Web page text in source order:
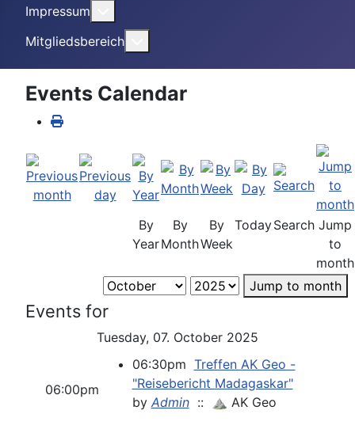
Impressum
Mitgliedsbereich
Events Calendar
By
Year
By
Month
By
Week
TodaySearch Jump
to
month
Jump to month
Events for
Tuesday, 07. October 2025
06:00pm
06:30pm Treffen AK Geo -
"Reisebericht Madagaskar"
by Admin:: ⛰ AK Geo